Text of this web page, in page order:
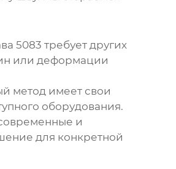
5083 требует других
или деформации
метод имеет свои
оборудования.
и
для конкретной